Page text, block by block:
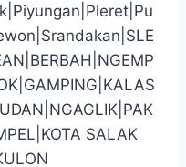
SALAK